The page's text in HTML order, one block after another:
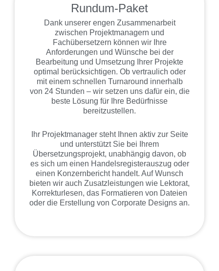
Rundum-Paket
Dank unserer engen Zusammenarbeit
zwischen Projektmanagern und
Fachübersetzern können wir Ihre
Anforderungen und Wünsche bei der
Bearbeitung und Umsetzung Ihrer Projekte
optimal berücksichtigen. Ob vertraulich oder
mit einem schnellen Turnaround innerhalb
von 24 Stunden – wir setzen uns dafür ein, die
beste Lösung für Ihre Bedürfnisse
bereitzustellen.
Ihr Projektmanager steht Ihnen aktiv zur Seite
und unterstützt Sie bei Ihrem
Übersetzungsprojekt, unabhängig davon, ob
es sich um einen Handelsregisterauszug oder
einen Konzernbericht handelt. Auf Wunsch
bieten wir auch Zusatzleistungen wie Lektorat,
Korrekturlesen, das Formatieren von Dateien
oder die Erstellung von Corporate Designs an.